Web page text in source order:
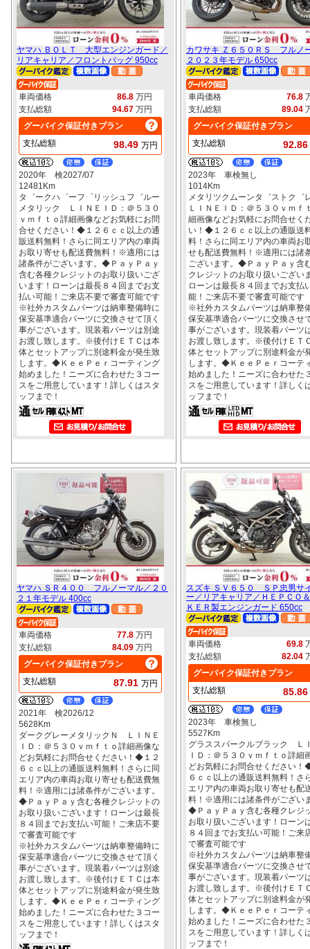
ヤマハ ＢＯＬＴ 大型エンジンガード／
リアキャリア／フロントバッグ 950cc
車両価格 86.8 万円
支払総額
94.67 万円
グーバイク保証付きプラン
支払総額
98.49 万円
2020年 検2027/07
12481Km
タ゛ークハ゜ーフ゜リッシュフ゛ルー
メタリック ＬＩＮＥＩＤ：＠５３０
ｖｍｆｔｏ詳細画像などお気軽にお問
合せください！◆１２６ｃｃ以上の通
販送料無料！さらに同エリア内の車両
お取り寄せも配送費無料！※適用には
諸条件がございます。◆ＰａｙＰａｙ
含む各種クレジットのお取り扱いござ
います！ローンは最長８４回までお支
払い可能！ご来店不要で審査可能です
※社外カスタムパーツは納車整備時に
保安基準適合パーツに交換させて頂く
事がございます。現装着パーツは別途
お渡し致します。※後付けＥＴＣは本
体とセットアップに別途料金が発生致
します。◆ＫｅｅＰｅｒコーティング
始めました！ニーズに合わせた３コー
スをご用意しています！詳しくはスタ
ッフまで！
カワサキ Ｚ６５０ＲＳ フルノ
２０２３年モデル 650cc
車両価格 76.8
支払総額
89.04
グーバイク保証付きプラン
支払総額
92.86
2023年 車検無し
1014Km
メタリツクムーンタ゛ストク
ＬＩＮＥＩＤ：＠５３０ｖｍｆ
細画像などお気軽にお問合せく
い！◆１２６ｃｃ以上の通販送
料！さらに同エリア内の車両お
せも配送費無料！※適用には諸
ございます。◆ＰａｙＰａｙ含
クレジットのお取り扱いござい
ローンは最長８４回までお支払
能！ご来店不要で審査可能です
※社外カスタムパーツは納車整
保安基準適合パーツに交換させ
事がございます。現装着パーツ
お渡し致します。※後付けＥＴ
体とセットアップに別途料金が
します。◆ＫｅｅＰｅｒコーテ
始めました！ニーズに合わせた
スをご用意しています！詳しく
ッフまで！
ヤマハ ＳＲ４００ フルノーマル／２０
２１年モデル 400cc
車両価格 77.8 万円
支払総額
84.09 万円
グーバイク保証付きプラン
支払総額
87.91 万円
2021年 検2026/12
5628Km
ダークグレーメタリックＮ ＬＩＮＥ
ＩＤ：＠５３０ｖｍｆｔｏ詳細画像な
どお気軽にお問合せください！◆１２
６ｃｃ以上の通販送料無料！さらに同
エリア内の車両お取り寄せも配送費無
料！※適用には諸条件がございます。
◆ＰａｙＰａｙ含む各種クレジットの
お取り扱いございます！ローンは最長
８４回までお支払い可能！ご来店不要
で審査可能です
※社外カスタムパーツは納車整備時に
保安基準適合パーツに交換させて頂く
事がございます。現装着パーツは別途
お渡し致します。※後付けＥＴＣは本
体とセットアップに別途料金が発生致
します。◆ＫｅｅＰｅｒコーティング
始めました！ニーズに合わせた３コー
スをご用意しています！詳しくはスタ
ッフまで！
スズキ ＳＶ６５０ ＳＰ忠男サ
ー／リアキャリア／ＨＥＰＣＯ
ＫＥＲ製エンジンガード 650cc
車両価格 69.8
支払総額
82.04
グーバイク保証付きプラン
支払総額
85.86
2023年 車検無し
5527Km
グラススパークルブラック Ｌ
ＩＤ：＠５３０ｖｍｆｔｏ詳細
どお気軽にお問合せください！
６ｃｃ以上の通販送料無料！さ
エリア内の車両お取り寄せも配
料！※適用には諸条件がござい
◆ＰａｙＰａｙ含む各種クレジ
お取り扱いございます！ローン
８４回までお支払い可能！ご来
で審査可能です
※社外カスタムパーツは納車整
保安基準適合パーツに交換させ
事がございます。現装着パーツ
お渡し致します。※後付けＥＴ
体とセットアップに別途料金が
します。◆ＫｅｅＰｅｒコーテ
始めました！ニーズに合わせた
スをご用意しています！詳しく
ッフまで！